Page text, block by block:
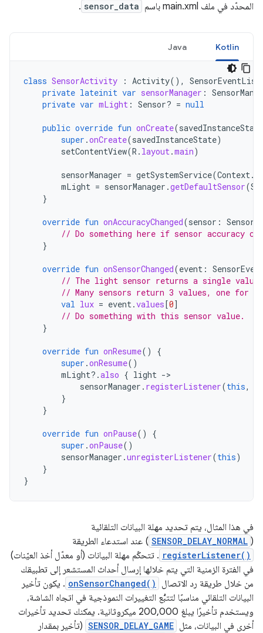
المحدّد في ملف main.xml باسم sensor_data
.
Kotlin
Java
class SensorActivity : Activity(),
private lateinit var sensorManager :
private var mLight : Sensor? = null
public override fun onCreate(savedInstanceState
super .onCreate(savedInstanceState)
setContentView(R . layout.main)
sensorManager = getSystemService(Context.
mLight = sensorManager .getDefaultSensor(
}
override fun onAccuracyChanged(sensor : Sensor
// Do something here if sensor accuracy
}
override fun onSensorChanged(event :
// The light sensor returns a single value.
// Many sensors return 3 values, one for
val lux = event.values[0]
// Do something with this sensor value.
}
override fun onResume()
{
super .onResume()
mLight?.also { light -
sensorManager . registerListener(this,
}
}
override fun onPause()
{
super .onPause()
sensorManager .unregisterListener(this)
}
}
في هذا المثال، يتم تحديد مهلة البيانات التلقائية
(
SENSOR_DELAY_NORMAL ) عند استدعاء الطريقة
registerListener() . تتحكّم مهلة البيانات (أو معدّل أخذ العيّنات)
في الفترة الزمنية التي يتم خلالها إرسال أحداث المستشعر إلى تطبيقك
من خلال طريقة رد الاتصال
onSensorChanged() . يكون تأخير
البيانات التلقائي مناسبًا لتتبُّع التغييرات النموذجية في اتجاه الشاشة،
ويستخدم تأخيرًا يبلغ 200,000 ميكروثانية. يمكنك تحديد تأخيرات
أخرى في البيانات، مثل SENSOR_DELAY_GAME (تأخير بمقدار